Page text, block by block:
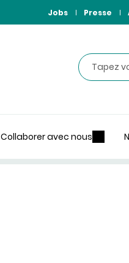
Jobs Presse
Rechercher
Collaborer avec nous